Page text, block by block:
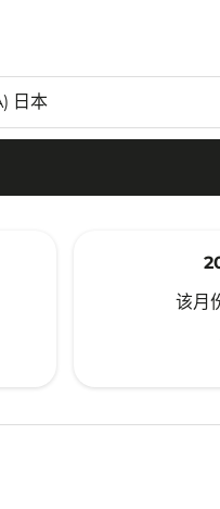
该月
cmp-view-offers-
cmp-view-offers-
TRV–OKA: cmp-view-
TRV–OKA: cmp-view-
TRV–OKA: cmp-
TRV–OKA: